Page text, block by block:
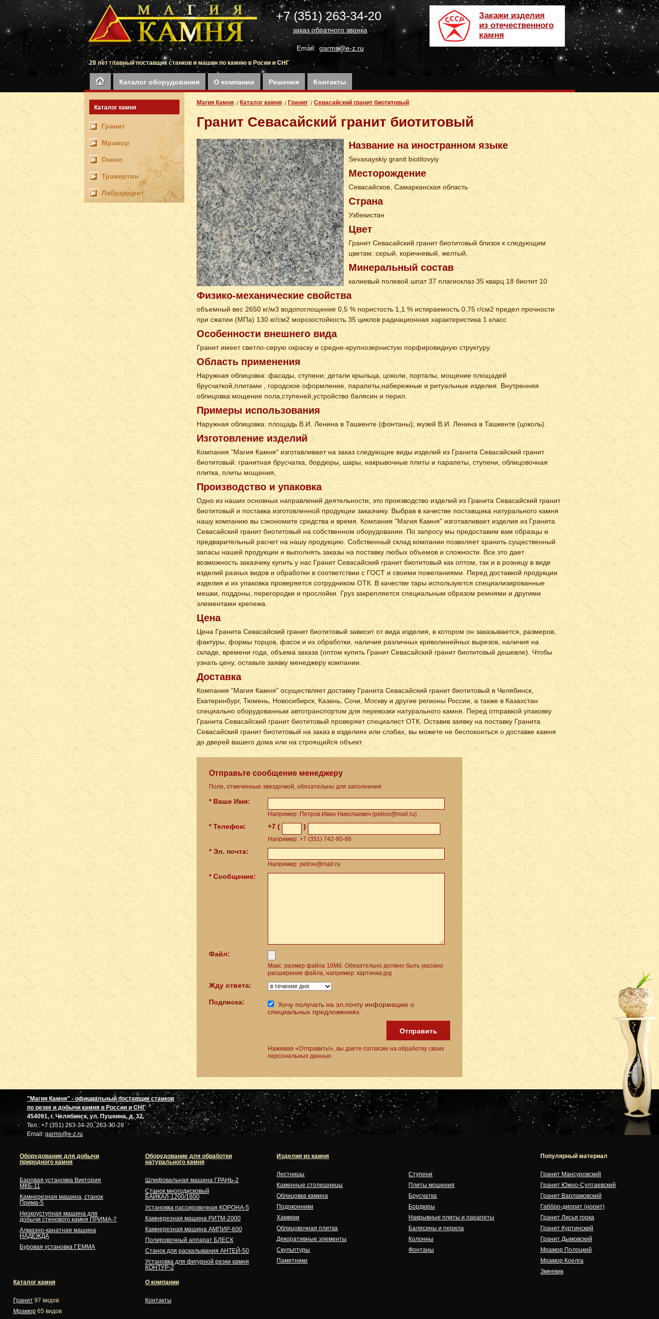
+7 (351) 263-34-20
заказ обратного звонка
Email: garms@e-z.ru
Закажи изделия
из отечественного
камня
28 лет главный поставщик станков и машин по камню в Росии и СНГ
Каталог оборудования О компании Решения Контакты
Каталог камня
Гранит
Мрамор
Оникс
Травертин
Лабрадорит
Магия Камня Каталог камня Гранит Севасайский гранит биотитовый
Гранит Севасайский гранит биотитовый
Название на иностранном языке
Sevasayskiy granit biotitovyiy
Месторождение
Севасайское, Самарканская область
Страна
Узбекистан
Цвет
Гранит Севасайский гранит биотитовый близок к следующим
цветам: серый, коричневый, желтый,
Минеральный состав
калиевый полевой шпат 37 плагиоклаз 35 кварц 18 биотит 10
Физико-механические свойства
объемный вес 2650 кг/м3 водопоглощение 0,5 % пористость 1,1 % истираемость 0,75 г/см2 предел прочности
при сжатии (МПа) 130 кг/см2 морозостойкость 35 циклов радиационная характеристика 1 класс
Особенности внешнего вида
Гранит имеет светло-серую окраску и средне-крупнозернистую порфировидную структуру.
Область применения
Наружная облицовка: фасады, ступени, детали крыльца, цоколи, порталы, мощение площадей
брусчаткой,плитами , городское оформление, парапеты,набережные и ритуальные изделия. Внутренняя
облицовка:мощение пола,ступеней,устройство балясин и перил.
Примеры использования
Наружная облицовка: площадь В.И. Ленина в Ташкенте (фонтаны); музей В.И. Ленина в Ташкенте (цоколь).
Изготовление изделий
Компания "Магия Камня" изготавливает на заказ следующие виды изделий из Гранита Севасайский гранит
биотитовый: гранитная брусчатка, бордюры, шары, накрывочные плиты и парапеты, ступени, облицовочная
плитка, плиты мощения,
Производство и упаковка
Одно из наших основных направлений деятельности, это производство изделий из Гранита Севасайский гранит
биотитовый и поставка изготовленной продукции заказчику. Выбрав в качестве поставщика натурального камня
нашу компанию вы сэкономите средства и время. Компания "Магия Камня" изготавливает изделия из Гранита
Севасайский гранит биотитовый на собственном оборудовании. По запросу мы предоставим вам образцы и
предварительный расчет на нашу продукцию. Собственный склад компании позволяет хранить существенный
запасы нашей продукции и выполнять заказы на поставку любых объемов и сложности. Все это дает
возможность заказчику купить у нас Гранит Севасайский гранит биотитовый как оптом, так и в розницу в виде
изделий разных видов и обработки в соответствии с ГОСТ и своими пожеланиями. Перед доставкой продукции
изделия и их упаковка проверяется сотрудником ОТК. В качестве тары используются специализированные
мешки, поддоны, перегородки и прослойки. Груз закрепляется специальным образом ремнями и другими
элементами крепежа.
Цена
Цена Гранита Севасайский гранит биотитовый зависит от вида изделия, в котором он заказывается, размеров,
фактуры, формы торцов, фасок и их обработки, наличия различных криволинейных вырезов, наличия на
складе, времени года, объема заказа (оптом купить Гранит Севасайский гранит биотитовый дешевле). Чтобы
узнать цену, оставьте заявку менеджеру компании.
Доставка
Компания "Магия Камня" осуществляет доставку Гранита Севасайский гранит биотитовый в Челябинск,
Екатеринбург, Тюмень, Новосибирск, Казань, Сочи, Москву и другие регионы России, а также в Казахстан
специально оборудованным автотранспортом для перевозки натурального камня. Перед отправкой упаковку
Гранита Севасайский гранит биотитовый проверяет специалист ОТК. Оставив заявку на поставку Гранита
Севасайский гранит биотитовый на заказ в изделиях или слэбах, вы можете не беспокоиться о доставке камня
до дверей вашего дома или на строящийся объект.
Отправьте сообщение менеджеру
Поля, отмеченные звездочкой, обязательны для заполнения
* Ваше Имя:
Например: Петров Иван Николаевич (petrov@mail.ru)
* Телефон: +7 ( )
Например: +7 (351) 742-95-86
* Эл. почта:
Например: petrov@mail.ru
* Сообщение:
Файл:
Макс. размер файла 10Мб. Обязательно должно быть указано
расширение файла, например: картинка.jpg
Жду ответа:
Подписка:
Хочу получать на эл.почту информацию о
специальных предложениях
Отправить
Нажимая «Отправить!», вы даете согласие на обработку своих
персональных данных.
"Магия Камня" - официальный поставщик станков
по резке и добычи камня в России и СНГ
454091, г. Челябинск, ул. Пушкина, д. 32
Тел.: +7 (351) 263-34-20, 263-30-28
Email: garms@e-z.ru
Оборудование для добычи
природного камня
Баровая установка Виктория
МКБ-11
Камнерезная машина, станок
Прима-5
Низкоуступная машина для
добычи стенового камня ПРИМА-7
Алмазно-канатная машина
НАДЕЖДА
Буровая установка ГЕММА
Оборудование для обработки
натурального камня
Шлифовальная машина ГРАНЬ-2
Станок многодисковый
БАЙКАЛ-1200/1600
Установка пассировочная КОРОНА-5
Камнерезная машина РИТМ-2000
Камнерезная машина АМПИР-600
Полировочный аппарат БЛЕСК
Станок для раскалывания АНТЕЙ-50
Установка для фигурной резки камня
КОНТУР-2
Изделия из камня
Лестницы
Каменные столешницы
Облицовка камина
Подоконники
Хаммам
Облицовочная плитка
Декоративные элементы
Скульптуры
Памятники
Ступени
Плиты мощения
Брусчатка
Бордюры
Накрывные плиты и парапеты
Балясины и перила
Колонны
Фонтаны
Популярный материал
Гранит Мансуровский
Гранит Южно-Султаевский
Гранит Варламовский
Габбро-диорит (норит)
Гранит Лисья горка
Гранит Куртинский
Гранит Дымовский
Мрамор Полоцкий
Мрамор Коелга
Змеевик
Каталог камня
Гранит97 видов
Мрамор65 видов
О компании
Контакты